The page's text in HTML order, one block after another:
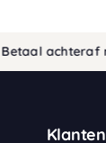
met